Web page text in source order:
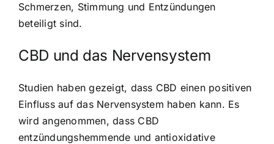
Schmerzen, Stimmung und Entzündungen
beteiligt sind.
CBD und das Nervensystem
Studien haben gezeigt, dass CBD einen positiven
Einfluss auf das Nervensystem haben kann. Es
wird angenommen, dass CBD
entzündungshemmende und antioxidative